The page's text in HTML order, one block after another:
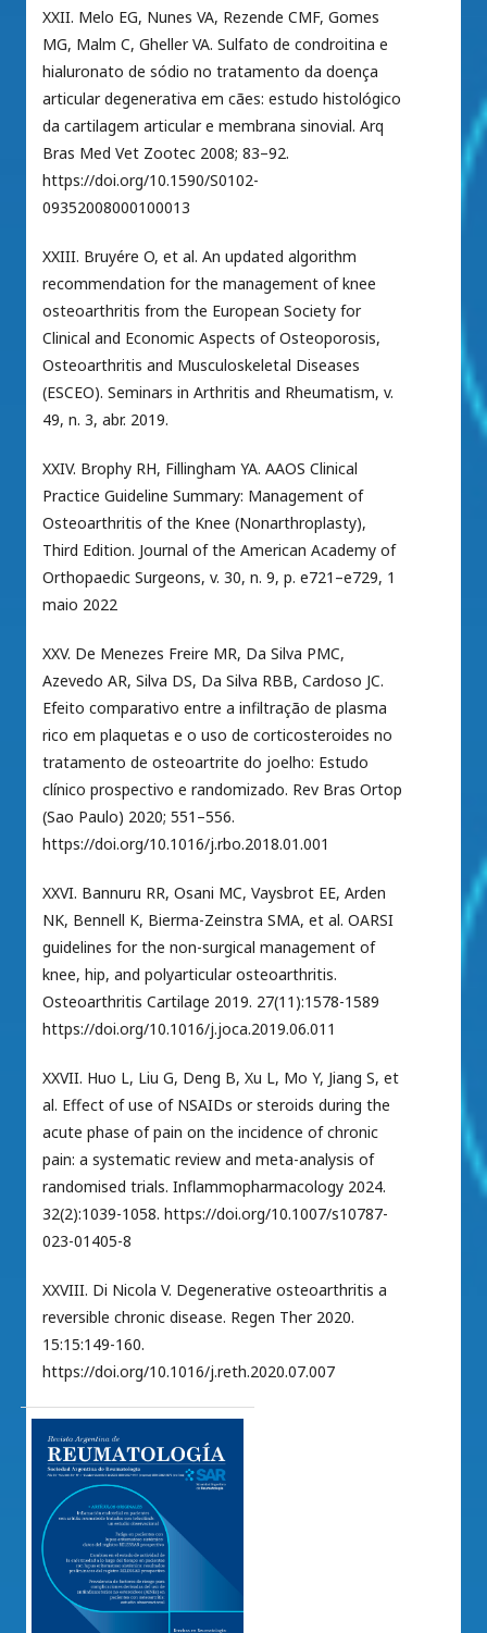
XXII. Melo EG, Nunes VA, Rezende CMF, Gomes
MG, Malm C, Gheller VA. Sulfato de condroitina e
hialuronato de sódio no tratamento da doença
articular degenerativa em cães: estudo histológico
da cartilagem articular e membrana sinovial. Arq
Bras Med Vet Zootec 2008; 83–92.
https://doi.org/10.1590/S0102-
09352008000100013
XXIII. Bruyére O, et al. An updated algorithm
recommendation for the management of knee
osteoarthritis from the European Society for
Clinical and Economic Aspects of Osteoporosis,
Osteoarthritis and Musculoskeletal Diseases
(ESCEO). Seminars in Arthritis and Rheumatism, v.
49, n. 3, abr. 2019.
XXIV. Brophy RH, Fillingham YA. AAOS Clinical
Practice Guideline Summary: Management of
Osteoarthritis of the Knee (Nonarthroplasty),
Third Edition. Journal of the American Academy of
Orthopaedic Surgeons, v. 30, n. 9, p. e721–e729, 1
maio 2022
XXV. De Menezes Freire MR, Da Silva PMC,
Azevedo AR, Silva DS, Da Silva RBB, Cardoso JC.
Efeito comparativo entre a infiltração de plasma
rico em plaquetas e o uso de corticosteroides no
tratamento de osteoartrite do joelho: Estudo
clínico prospectivo e randomizado. Rev Bras Ortop
(Sao Paulo) 2020; 551–556.
https://doi.org/10.1016/j.rbo.2018.01.001
XXVI. Bannuru RR, Osani MC, Vaysbrot EE, Arden
NK, Bennell K, Bierma-Zeinstra SMA, et al. OARSI
guidelines for the non-surgical management of
knee, hip, and polyarticular osteoarthritis.
Osteoarthritis Cartilage 2019. 27(11):1578-1589
https://doi.org/10.1016/j.joca.2019.06.011
XXVII. Huo L, Liu G, Deng B, Xu L, Mo Y, Jiang S, et
al. Effect of use of NSAIDs or steroids during the
acute phase of pain on the incidence of chronic
pain: a systematic review and meta-analysis of
randomised trials. Inflammopharmacology 2024.
32(2):1039-1058. https://doi.org/10.1007/s10787-
023-01405-8
XXVIII. Di Nicola V. Degenerative osteoarthritis a
reversible chronic disease. Regen Ther 2020.
15:15:149-160.
https://doi.org/10.1016/j.reth.2020.07.007